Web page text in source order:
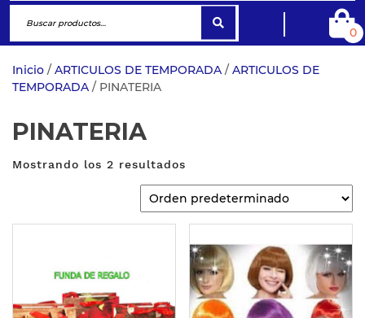
0
Inicio / ARTICULOS DE TEMPORADA / ARTICULOS DE
TEMPORADA / PINATERIA
PINATERIA
Mostrando los 2 resultados